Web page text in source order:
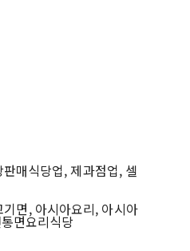
매식당업, 제과점업, 셀
면, 아시아요리, 아시아
면요리식당